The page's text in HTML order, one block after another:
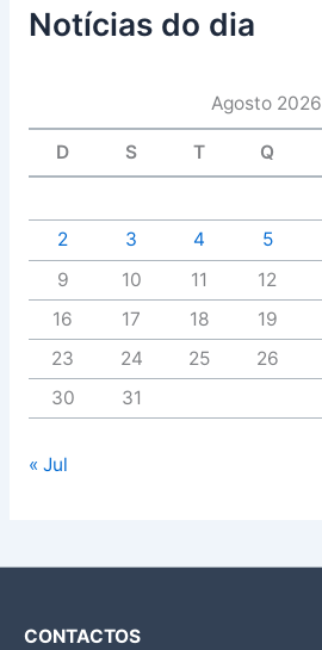
Notícias do dia
Agosto 2026
D S T Q
2
3 4 5
9
10 11 12
16
17 18 19
23
24 25 26
30
31
« Jul
CONTACTOS